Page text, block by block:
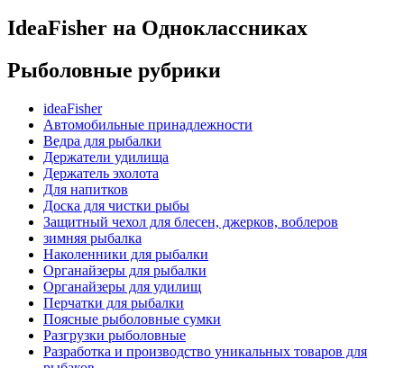
IdeaFisher на Одноклассниках
Рыболовные рубрики
ideaFisher
Автомобильные принадлежности
Ведра для рыбалки
Держатели удилища
Держатель эхолота
Для напитков
Доска для чистки рыбы
Защитный чехол для блесен, джерков, воблеров
зимняя рыбалка
Наколенники для рыбалки
Органайзеры для рыбалки
Органайзеры для удилищ
Перчатки для рыбалки
Поясные рыболовные сумки
Разгрузки рыболовные
Разработка и производство уникальных товаров для